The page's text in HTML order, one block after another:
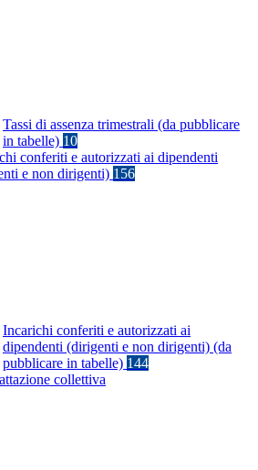
Tassi di assenza trimestrali (da pubblicare
in tabelle) 10
conferiti e autorizzati ai dipendenti
e non dirigenti) 156
Incarichi conferiti e autorizzati ai
dipendenti (dirigenti e non dirigenti) (da
pubblicare in tabelle) 144
collettiva